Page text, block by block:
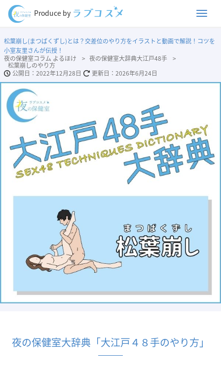
Produce by
松葉崩し(まつばくずし)とは？交差位のやり方をイラストと動画で解説！コツを
小室友里さんが伝授！
夜の保健室コラム よるほけ
夜の保健室大辞典大江戸48手
松葉崩しのやり方
2022年12月28日
2026年6月24日
夜の保健室大辞典「大江戸４８手のやり方」